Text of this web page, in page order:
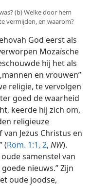
(b) Welke door hem
vermijden, en waarom?
God eerst als
Mozaïsche
hij het als
en vrouwen”
religie, te vervolgen
goed de waarheid
keerde hij zich om,
religieuze
Jezus Christus en
(Rom. 1:1, 2, NW).
samenstel van
nieuws.” Zijn
oude joodse,